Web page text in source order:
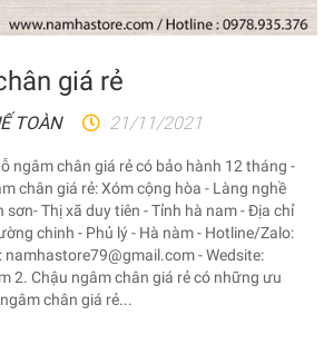
giá rẻ
TOÀN 21/11/2021
ngâm chân giá rẻ có bảo hành 12 tháng -
chân giá rẻ: Xóm cộng hòa - Làng nghề
Thị xã duy tiên - Tỉnh hà nam - Địa chỉ
chinh - Phủ lý - Hà nàm - Hotline/Zalo:
namhastore79@gmail.com - Wedsite:
2. Chậu ngâm chân giá rẻ có những ưu
chân giá rẻ...